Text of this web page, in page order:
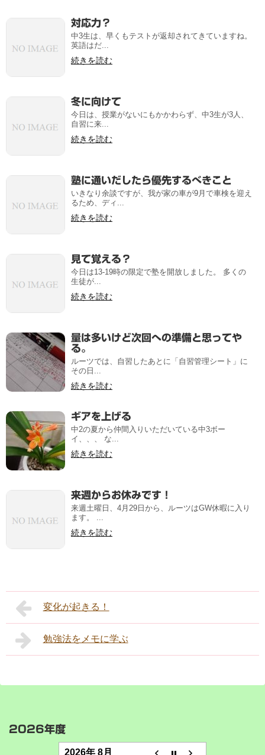
対応力？
中3生は、早くもテストが返却されてきていますね。
英語はだ...
続きを読む
冬に向けて
今日は、授業がないにもかかわらず、中3生が3人、
自習に来...
続きを読む
塾に通いだしたら優先するべきこと
いきなり余談ですが、我が家の車が9月で車検を迎え
るため、ディ...
続きを読む
見て覚える？
今日は13-19時の限定で塾を開放しました。 多くの
生徒が...
続きを読む
量は多いけど次回への準備と思ってや
る。
ルーツでは、自習したあとに「自習管理シート」に
その日...
続きを読む
ギアを上げる
中2の夏から仲間入りいただいている中3ボー
イ、、、 な...
続きを読む
来週からお休みです！
来週土曜日、4月29日から、ルーツはGW休暇に入り
ます。 ...
続きを読む
変化が起きる！
勉強法をメモに学ぶ
2026年度
2026年 8月